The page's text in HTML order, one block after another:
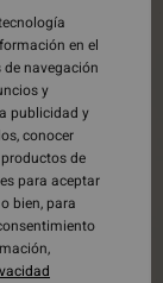
en el
navegación
y
publicidad y
conocer
de
para aceptar
bien, para